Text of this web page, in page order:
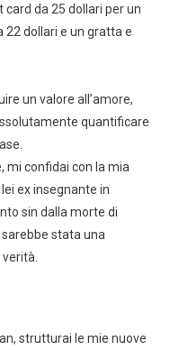
da 25 dollari per un
22 dollari e un gratta e
un valore all’amore,
quantificare
mi confidai con la mia
ex insegnante in
sin dalla morte di
stata una
strutturai le mie nuove